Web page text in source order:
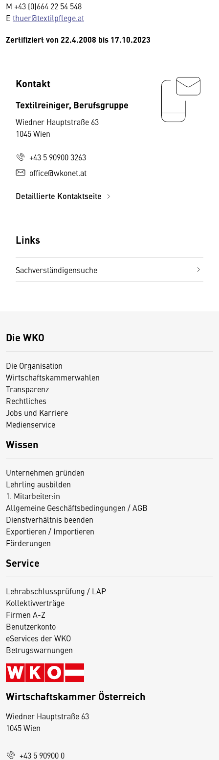
M +43 (0)664 22 54 548
E thuer@textilpflege.at
Zertifiziert von 22.4.2008 bis 17.10.2023
Kontakt
Textilreiniger, Berufsgruppe
Wiedner Hauptstraße 63
1045 Wien
+43 5 90900 3263
office@wkonet.at
Detaillierte Kontaktseite
Links
Sachverständigensuche
Die WKO
Die Organisation
Wirtschaftskammerwahlen
Transparenz
Rechtliches
Jobs und Karriere
Medienservice
Wissen
Unternehmen gründen
Lehrling ausbilden
1. Mitarbeiter:in
Allgemeine Geschäftsbedingungen / AGB
Dienstverhältnis beenden
Exportieren / Importieren
Förderungen
Service
Lehrabschlussprüfung / LAP
Kollektivverträge
Firmen A-Z
Benutzerkonto
eServices der WKO
Betrugswarnungen
Wirtschaftskammer Österreich
Wiedner Hauptstraße 63
1045 Wien
+43 5 90900 0
D